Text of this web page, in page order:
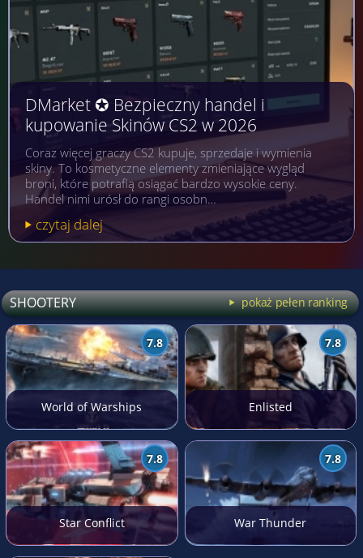
DMarket ✪ Bezpieczny handel i
kupowanie Skinów CS2 w 2026
Coraz więcej graczy CS2 kupuje, sprzedaje i wymienia
skiny. To kosmetyczne elementy zmieniające wygląd
broni, które potrafią osiągać bardzo wysokie ceny.
Handel nimi urósł do rangi osobn…
czytaj dalej
SHOOTERY pokaż pełen ranking
7.8
World of Warships
7.8
Enlisted
7.8
Star Conflict
7.8
War Thunder